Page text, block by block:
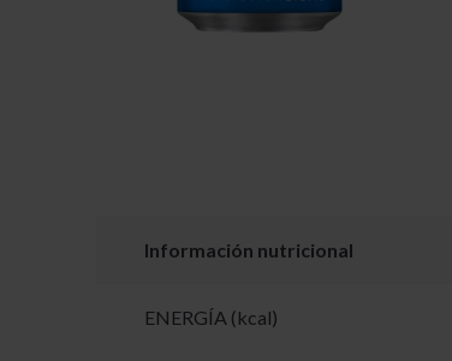
Información nutricional
ENERGÍA (kcal)